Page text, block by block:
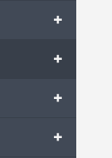
+
+
+
+